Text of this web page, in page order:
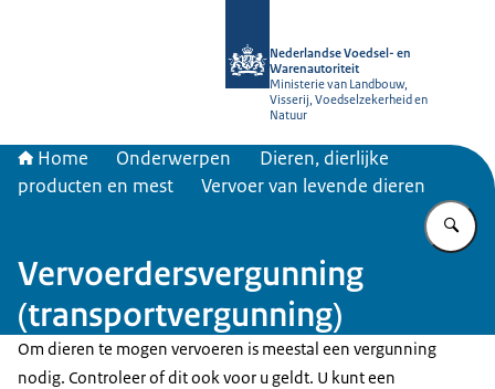
Nederlandse Voedsel- en
Warenautoriteit
Ministerie van Landbouw,
Visserij, Voedselzekerheid en
Natuur
Home Onderwerpen
Dieren, dierlijke
producten en mest
Vervoer van levende dieren
Vervoerdersvergunning
(transportvergunning)
Om dieren te mogen vervoeren is meestal een vergunning
nodig. Controleer of dit ook voor u geldt. U kunt een